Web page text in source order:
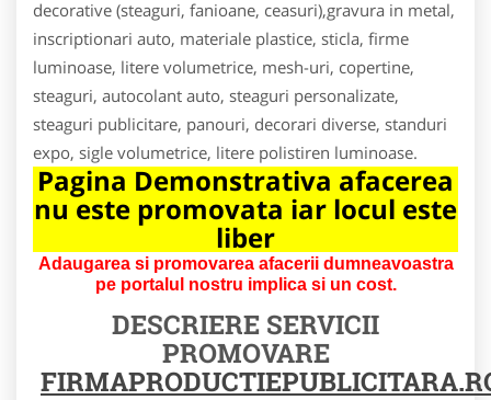
decorative (steaguri, fanioane, ceasuri),gravura in metal,
inscriptionari auto, materiale plastice, sticla, firme
luminoase, litere volumetrice, mesh-uri, copertine,
steaguri, autocolant auto, steaguri personalizate,
steaguri publicitare, panouri, decorari diverse, standuri
expo, sigle volumetrice, litere polistiren luminoase.
Pagina Demonstrativa afacerea
nu este promovata iar locul este
liber
Adaugarea si promovarea afacerii dumneavoastra
pe portalul nostru implica si un cost.
DESCRIERE SERVICII
PROMOVARE